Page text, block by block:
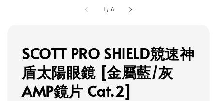
1 / 6
SCOTT PRO SHIELD競速神
盾太陽眼鏡 [金屬藍/灰
AMP鏡片 Cat.2]